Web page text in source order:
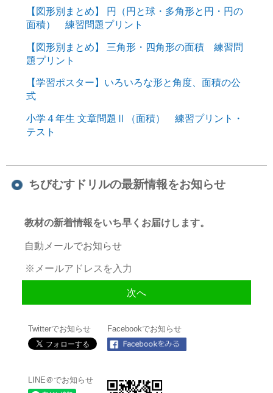
【図形別まとめ】 円（円と球・多角形と円・円の
面積） 練習問題プリント
【図形別まとめ】 三角形・四角形の面積 練習問
題プリント
【学習ポスター】いろいろな形と角度、面積の公
式
小学４年生 文章問題Ⅱ（面積） 練習プリント・
テスト
ちびむすドリルの最新情報をお知らせ
教材の新着情報をいち早くお届けします。
自動メールでお知らせ
Twitterでお知らせ Facebookでお知らせ
LINE＠でお知らせ